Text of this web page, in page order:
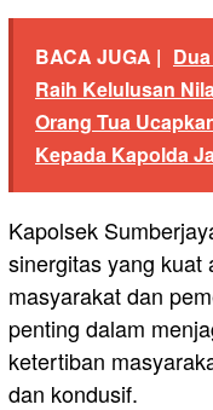
BACA JUGA |
Raih Kelulusan
Orang Tua
Kepada Kapolda
Kapolsek
sinergitas yang kuat
masyarakat dan
penting dalam
ketertiban
dan kondusif.